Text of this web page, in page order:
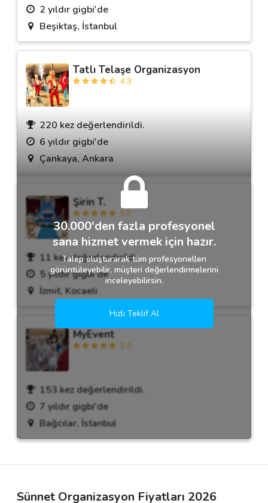
2 yıldır gigbi'de
Beşiktaş, İstanbul
Tatlı Telaşe Organizasyon
4.9
220 kez değerlendirildi.
6 yıldır gigbi'de
Çankaya, Ankara
Şirin T.
5.0
11 kez değerlendirildi.
5 yıldır gigbi'de
İzmit, Kocaeli
MyEvent
5.0
153 kez değerlendirildi.
7 yıldır gigbi'de
Bağcılar, İstanbul
30.000'den fazla profesyonel
sana hizmet vermek için hazır.
Talep oluşturarak tüm profesyonelleri
görüntüleyebilir, müşteri değerlendirmelerini
inceleyebilirsin.
Hızlı Teklif Al
Sünnet Organizasyon Fiyatları 2026